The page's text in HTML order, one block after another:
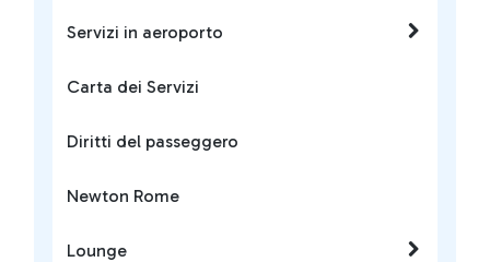
Servizi in aeroporto
Carta dei Servizi
Diritti del passeggero
Newton Rome
Lounge